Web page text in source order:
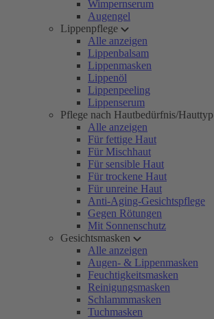
Wimpernserum
Augengel
Lippenpflege
Alle anzeigen
Lippenbalsam
Lippenmasken
Lippenöl
Lippenpeeling
Lippenserum
Pflege nach Hautbedürfnis/Hauttyp
Alle anzeigen
Für fettige Haut
Für Mischhaut
Für sensible Haut
Für trockene Haut
Für unreine Haut
Anti-Aging-Gesichtspflege
Gegen Rötungen
Mit Sonnenschutz
Gesichtsmasken
Alle anzeigen
Augen- & Lippenmasken
Feuchtigkeitsmasken
Reinigungsmasken
Schlammmasken
Tuchmasken